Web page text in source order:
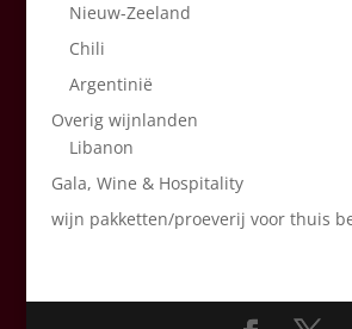
Nieuw-Zeeland
Chili
Argentinië
Overig wijnlanden
Libanon
Gala, Wine & Hospitality
wijn pakketten/proeverij voor thuis